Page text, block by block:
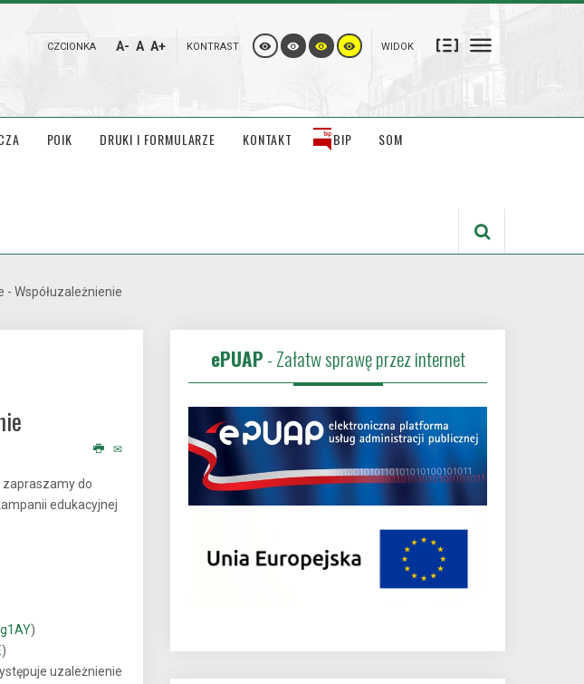
CZCIONKA A- A A+ KONTRAST WIDOK
POIK DRUKI I FORMULARZE KONTAKT BIP SOM
Współuzależnienie
zapraszamy do
edukacyjnej
)
)
uzależnienie
ePUAP- Załatw sprawę przez internet